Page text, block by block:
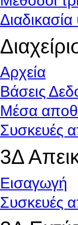
Αρχεία
Βάσεις
Μέσα
Συσκευές
3Δ
Εισαγωγή
Συσκευές